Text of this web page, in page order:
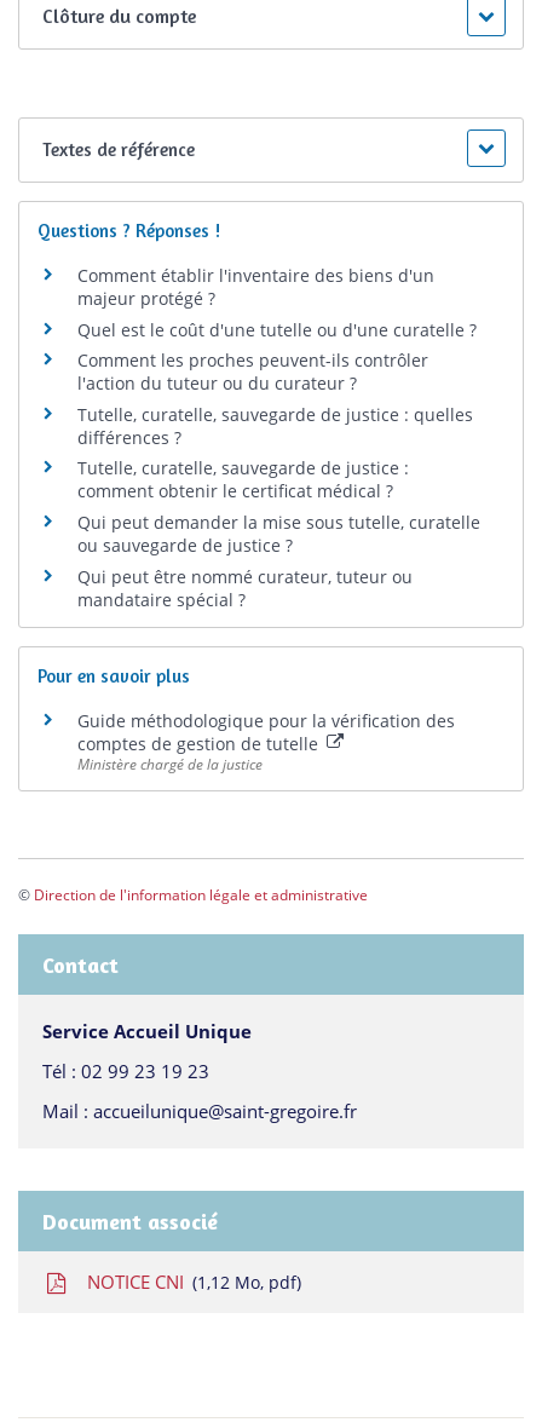
Clôture du compte
Textes de référence
Questions ? Réponses !
Comment établir l'inventaire des biens d'un
majeur protégé ?
Quel est le coût d'une tutelle ou d'une curatelle ?
Comment les proches peuvent-ils contrôler
l'action du tuteur ou du curateur ?
Tutelle, curatelle, sauvegarde de justice : quelles
différences ?
Tutelle, curatelle, sauvegarde de justice :
comment obtenir le certificat médical ?
Qui peut demander la mise sous tutelle, curatelle
ou sauvegarde de justice ?
Qui peut être nommé curateur, tuteur ou
mandataire spécial ?
Pour en savoir plus
Guide méthodologique pour la vérification des
comptes de gestion de tutelle
Ministère chargé de la justice
© Direction de l'information légale et administrative
Contact
Service Accueil Unique
Tél : 02 99 23 19 23
Mail : accueilunique@saint-gregoire.fr
Document associé
NOTICE CNI 1,12 Mo, pdf